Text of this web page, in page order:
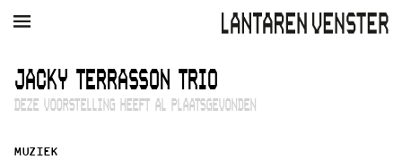
AGENDA FILM MUZIEK RESTAURANT
Winkelmandje
Zoek
PLAN JE BEZOEK
JACKY TERRASSON TRIO
DEZE VOORSTELLING HEEFT AL PLAATSGEVONDEN
MUZIEK